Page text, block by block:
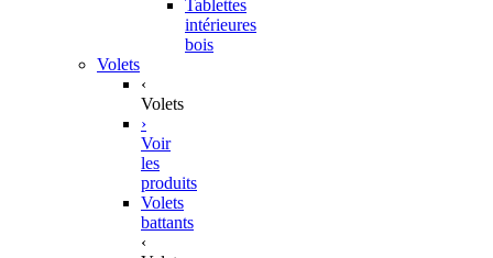
Tablettes
intérieures
bois
Volets
‹
Volets
›
Voir
les
produits
Volets
battants
‹